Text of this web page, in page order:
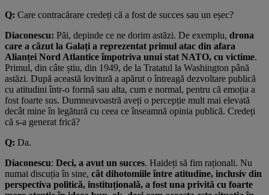
Q: Care contracărare credeți că a fost de succes sau un eșec?
Diaconescu: Păi, depinde ce ne dorim astăzi. De exemplu, drona
care a căzut la Galați a reprezentat primul atac din afara
Alianței Nord Atlantice împotriva unui stat NATO, cu victime.
Primul, din câte știu, din 1949, de la Tratatul la Washington până
astăzi. După această lovitură a apărut o întreagă dezvoltare publică
cu atitudini într-o formă sau alta, cum e normal, pentru că emoția a
fost foarte sus. Dumneavoastră aveți o percepție mult mai elevată
decât mine în legătură cu ceea ce înseamnă opinia publică. Credeți
că s-a generat frică?
Q: Da.
Diaconescu: Deci, a avut un succes. Haideți să fim raționali. Nu
numai discuția în sine, cât dihotomiile între atitudine, inclusiv din
perspectiva politică, instituțională, a fost una privită cu foarte